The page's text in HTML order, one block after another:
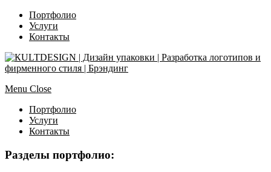
Портфолио
Услуги
Контакты
Menu Close
Портфолио
Услуги
Контакты
Разделы портфолио: